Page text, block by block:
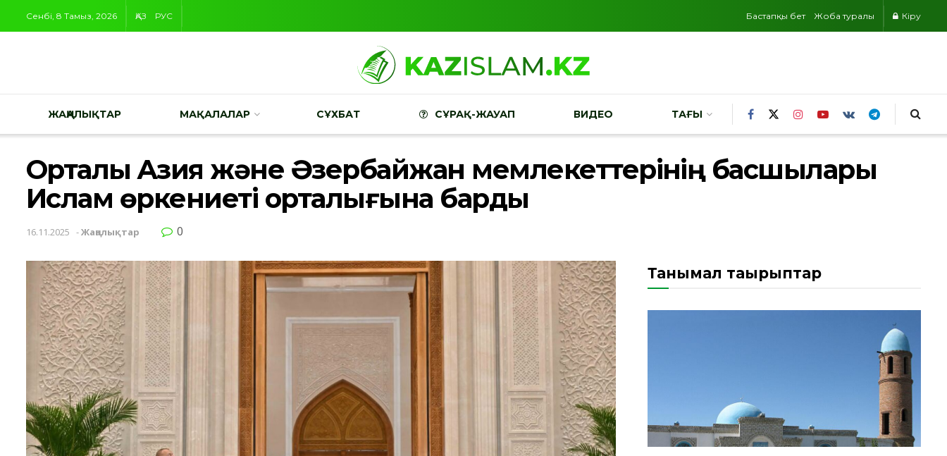
Сенбі, 8 Тамыз, 2026 ҚАЗ РУС Бастапқы бет Жоба туралы Кіру
ЖАҢАЛЫҚТАР МАҚАЛАЛАР СҰХБАТ СҰРАҚ-ЖАУАП ВИДЕО ТАҒЫ
Орталық Азия және Әзербайжан мемлекеттерінің басшылары
Ислам өркениеті орталығына барды
16.11.2025 -Жаңалықтар 0
Танымал тақырыптар